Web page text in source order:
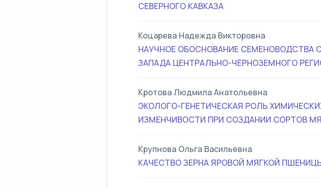
СЕВЕРНОГО КАВКАЗА
Коцарева Надежда Викторовна
НАУЧНОЕ ОБОСНОВАНИЕ СЕМЕНОВОДСТВА
ЗАПАДА ЦЕНТРАЛЬНО-ЧЕРНОЗЕМНОГО
Кротова Людмила Анатольевна
ЭКОЛОГО-ГЕНЕТИЧЕСКАЯ РОЛЬ
ИЗМЕНЧИВОСТИ ПРИ СОЗДАНИИ СОРТОВ
Крупнова Ольга Васильевна
КАЧЕСТВО ЗЕРНА ЯРОВОЙ МЯГКОЙ